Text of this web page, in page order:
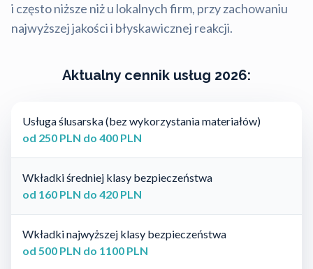
i często niższe niż u lokalnych firm, przy zachowaniu
najwyższej jakości i błyskawicznej reakcji.
Aktualny cennik usług 2026:
Usługa ślusarska (bez wykorzystania materiałów)
od 250 PLN do 400 PLN
Wkładki średniej klasy bezpieczeństwa
od 160 PLN do 420 PLN
Wkładki najwyższej klasy bezpieczeństwa
od 500 PLN do 1100 PLN